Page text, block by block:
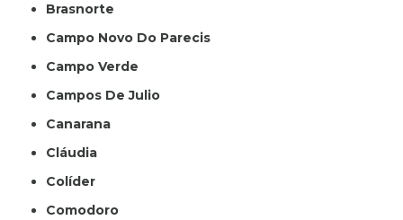
Brasnorte
Campo Novo Do Parecis
Campo Verde
Campos De Julio
Canarana
Cláudia
Colíder
Comodoro